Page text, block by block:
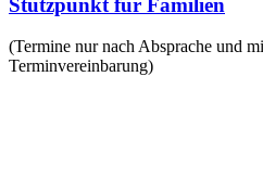
(Termine nur nach Absprache und
Terminvereinbarung)